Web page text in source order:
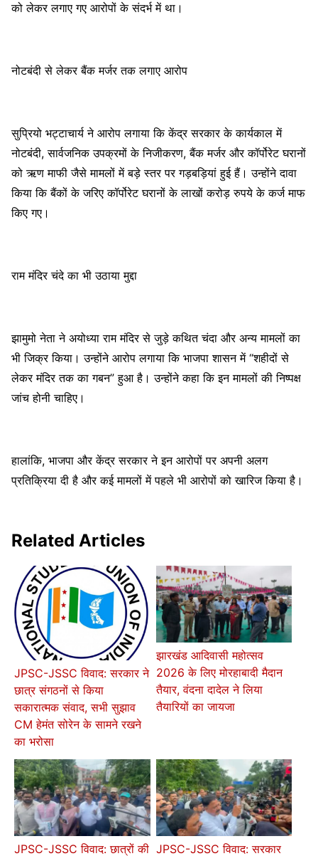
को लेकर लगाए गए आरोपों के संदर्भ में था।
नोटबंदी से लेकर बैंक मर्जर तक लगाए आरोप
सुप्रियो भट्टाचार्य ने आरोप लगाया कि केंद्र सरकार के कार्यकाल में
नोटबंदी, सार्वजनिक उपक्रमों के निजीकरण, बैंक मर्जर और कॉर्पोरेट घरानों
को ऋण माफी जैसे मामलों में बड़े स्तर पर गड़बड़ियां हुई हैं। उन्होंने दावा
किया कि बैंकों के जरिए कॉर्पोरेट घरानों के लाखों करोड़ रुपये के कर्ज माफ
किए गए।
राम मंदिर चंदे का भी उठाया मुद्दा
झामुमो नेता ने अयोध्या राम मंदिर से जुड़े कथित चंदा और अन्य मामलों का
भी जिक्र किया। उन्होंने आरोप लगाया कि भाजपा शासन में “शहीदों से
लेकर मंदिर तक का गबन” हुआ है। उन्होंने कहा कि इन मामलों की निष्पक्ष
जांच होनी चाहिए।
हालांकि, भाजपा और केंद्र सरकार ने इन आरोपों पर अपनी अलग
प्रतिक्रिया दी है और कई मामलों में पहले भी आरोपों को खारिज किया है।
Related Articles
JPSC-JSSC विवाद: सरकार ने
छात्र संगठनों से किया
सकारात्मक संवाद, सभी सुझाव
CM हेमंत सोरेन के सामने रखने
का भरोसा
झारखंड आदिवासी महोत्सव
2026 के लिए मोरहाबादी मैदान
तैयार, वंदना दादेल ने लिया
तैयारियों का जायजा
JPSC-JSSC विवाद: छात्रों की JPSC-JSSC विवाद: सरकार